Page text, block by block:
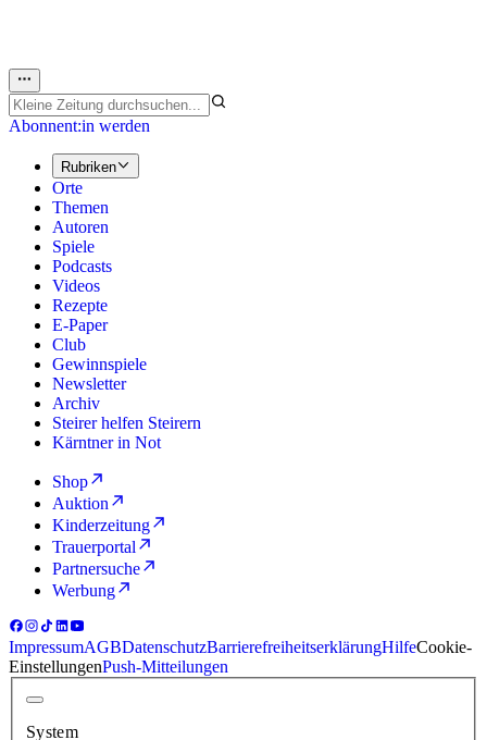
Abonnent:in werden
Rubriken
Orte
Themen
Autoren
Spiele
Podcasts
Videos
Rezepte
E-Paper
Club
Gewinnspiele
Newsletter
Archiv
Steirer helfen Steirern
Kärntner in Not
Shop
Auktion
Kinderzeitung
Trauerportal
Partnersuche
Werbung
ImpressumAGBDatenschutzBarrierefreiheitserklärungHilfeCookie-
EinstellungenPush-Mitteilungen
System